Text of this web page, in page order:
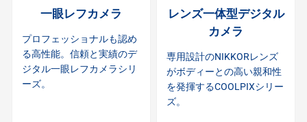
一眼レフカメラ
プロフェッショナルも認め
る高性能。信頼と実績のデ
ジタル一眼レフカメラシリ
ーズ。
レンズ一体型デジタル
カメラ
専用設計のNIKKORレンズ
がボディーとの高い親和性
を発揮するCOOLPIXシリー
ズ。